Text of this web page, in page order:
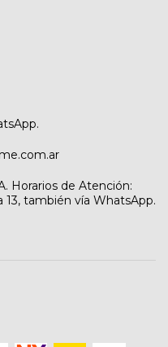
Horarios de Atención:
13, también vía WhatsApp.